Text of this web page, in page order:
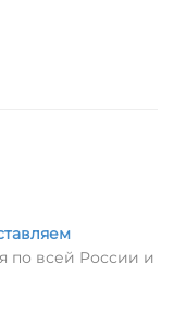
по всей России и